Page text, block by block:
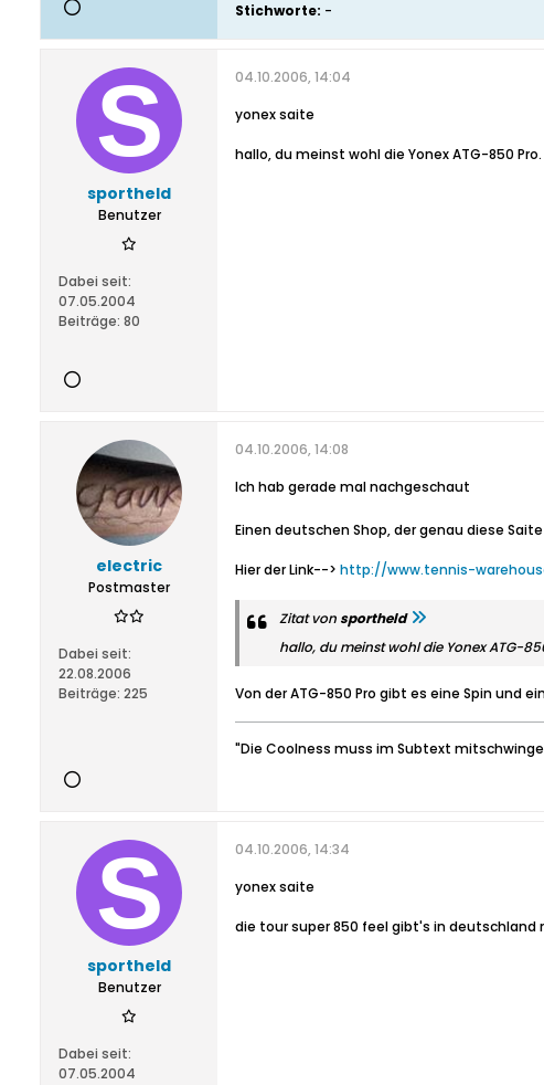
Stichworte: -
sportheld
Benutzer
Dabei seit:
07.05.2004
Beiträge: 80
04.10.2006, 14:04
yonex saite
hallo, du meinst wohl die Yonex ATG-850
electric
Postmaster
Dabei seit:
22.08.2006
Beiträge: 225
04.10.2006, 14:08
Ich hab gerade mal nachgeschaut
Einen deutschen Shop, der genau diese
Hier der Link--> http://www.tennis-
Zitat von sportheld
hallo, du meinst wohl die Yonex ATG-
Von der ATG-850 Pro gibt es eine Spin und
"Die Coolness muss im Subtext
sportheld
Benutzer
Dabei seit:
07.05.2004
04.10.2006, 14:34
yonex saite
die tour super 850 feel gibt's in deutschland